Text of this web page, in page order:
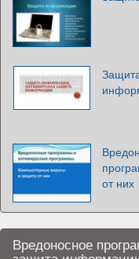
от них
Вредоносное